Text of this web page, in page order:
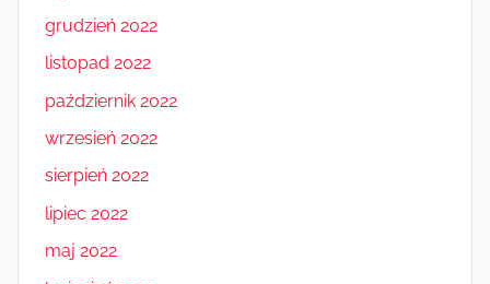
grudzień 2022
listopad 2022
październik 2022
wrzesień 2022
sierpień 2022
lipiec 2022
maj 2022